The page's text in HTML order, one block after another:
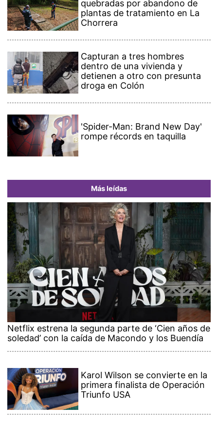
quebradas por abandono de
plantas de tratamiento en La
Chorrera
Capturan a tres hombres
dentro de una vivienda y
detienen a otro con presunta
droga en Colón
'Spider-Man: Brand New Day'
rompe récords en taquilla
Más leídas
Netflix estrena la segunda parte de ‘Cien años de
soledad’ con la caída de Macondo y los Buendía
Karol Wilson se convierte en la
primera finalista de Operación
Triunfo USA